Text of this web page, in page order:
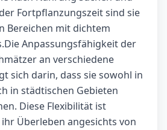
Fortpflanzungszeit sind sie
Bereichen mit dichtem
Anpassungsfähigkeit der
an verschiedene
sich darin, dass sie sowohl in
in städtischen Gebieten
Diese Flexibilität ist
Überleben angesichts von